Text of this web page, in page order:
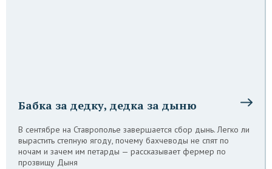
Бабка за дедку, дедка за дыню
В сентябре на Ставрополье завершается сбор дынь. Легко ли
вырастить степную ягоду, почему бахчеводы не спят по
ночам и зачем им петарды — рассказывает фермер по
прозвищу Дыня